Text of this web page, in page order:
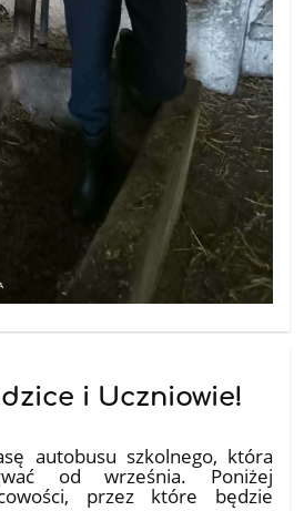
i Uczniowie!
autobusu szkolnego, która
od września. Poniżej
przez które będzie